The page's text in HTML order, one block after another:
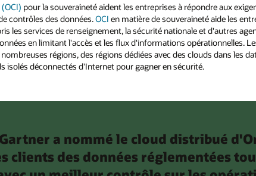
pour la souveraineté aident les entreprises à répondre aux
contrôles des données.OCI en matière de souveraineté aide les
les services de renseignement, la sécurité nationale et d'autres
en limitant l'accès et les flux d'informations opérationnelles.
régions, des régions dédiées avec des clouds dans les
isolés déconnectés d'Internet pour gagner en sécurité.
a nommé le cloud distribué
clients des données réglementées